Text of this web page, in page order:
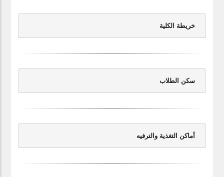
خريطة الكلية
سكن الطلاب
أماكن التغذية والترفيه